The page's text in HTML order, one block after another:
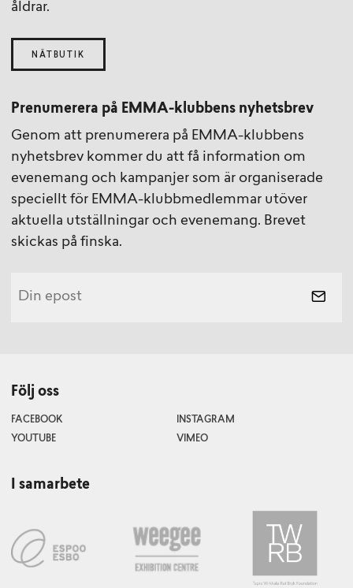
åldrar.
NÄTBUTIK
Prenumerera på EMMA-klubbens nyhetsbrev
Genom att prenumerera på EMMA-klubbens
nyhetsbrev kommer du att få information om
evenemang och kampanjer som är organiserade
speciellt för EMMA-klubbmedlemmar utöver
aktuella utställningar och evenemang. Brevet
skickas på finska.
Följ oss
FACEBOOK
INSTAGRAM
YOUTUBE
VIMEO
I samarbete